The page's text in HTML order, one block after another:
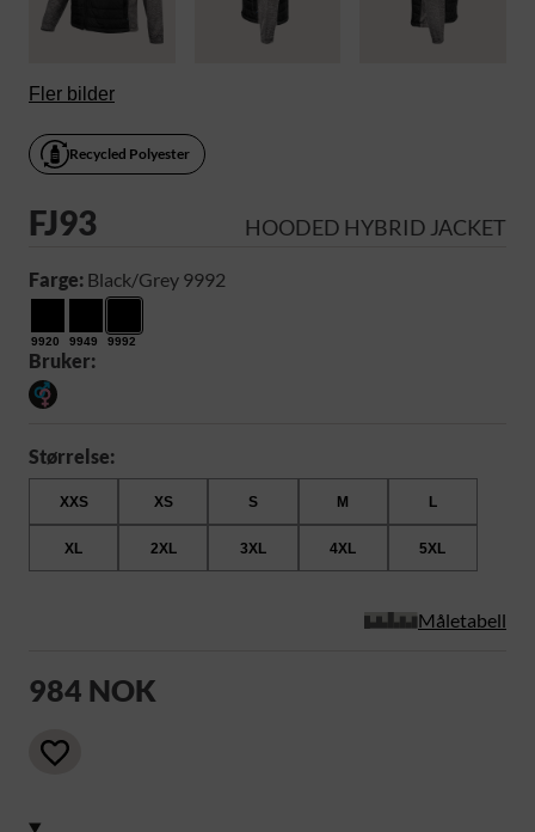
Fler bilder
Recycled Polyester
FJ93 HOODED HYBRID JACKET
Farge: Black/Grey 9992
9920 9949 9992
Bruker:
Størrelse:
XXS XS S M L
XL 2XL 3XL 4XL 5XL
Måletabell
984 NOK